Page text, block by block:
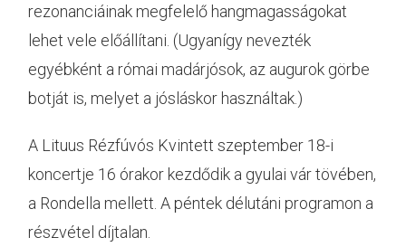
rezonanciáinak megfelelő hangmagasságokat
lehet vele előállítani. (Ugyanígy nevezték
egyébként a római madárjósok, az augurok görbe
botját is, melyet a jósláskor használtak.)
A Lituus Rézfúvós Kvintett szeptember 18-i
koncertje 16 órakor kezdődik a gyulai vár tövében,
a Rondella mellett. A péntek délutáni programon a
részvétel díjtalan.